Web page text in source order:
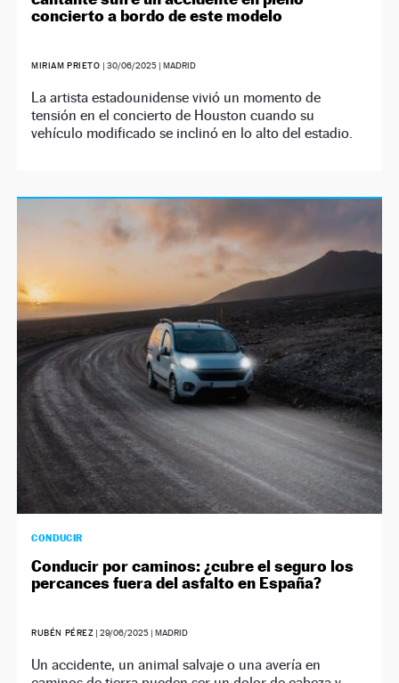
concierto a bordo de este modelo
MIRIAM PRIETO | 30/06/2025| MADRID
La artista estadounidense vivió un momento de
tensión en el concierto de Houston cuando su
vehículo modificado se inclinó en lo alto del estadio.
CONDUCIR
Conducir por caminos: ¿cubre el seguro los
percances fuera del asfalto en España?
RUBÉN PÉREZ |29/06/2025 | MADRID
Un accidente, un animal salvaje o una avería en